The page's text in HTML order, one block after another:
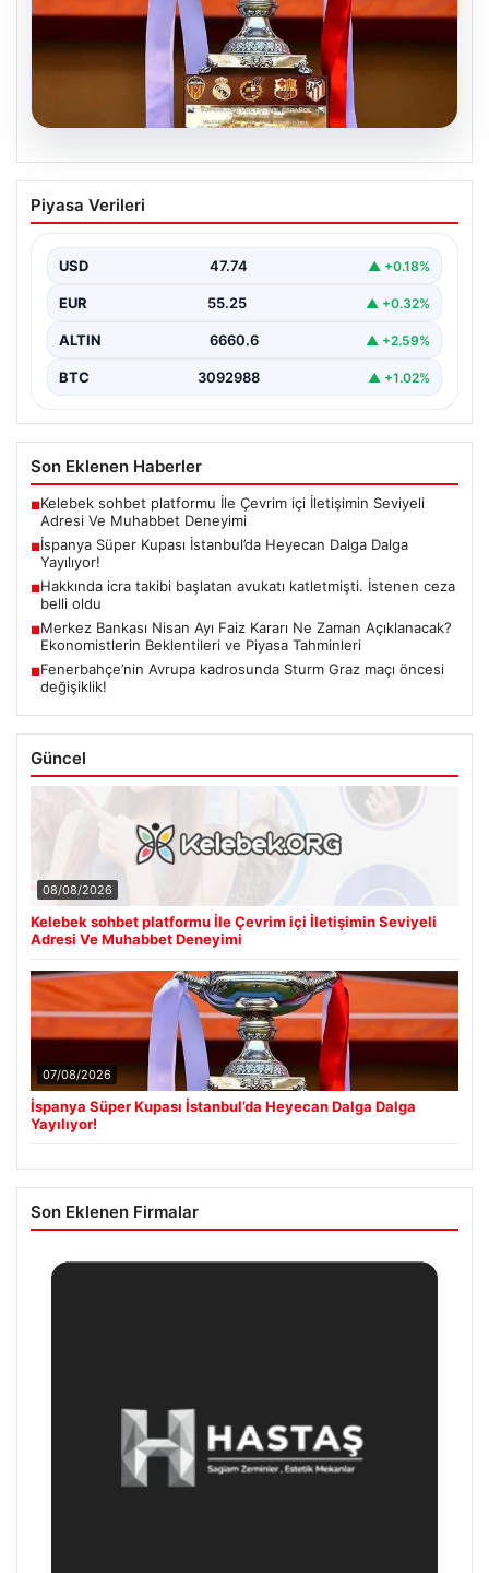
07.08.2026
İspanya Süper Kupası İstanbul’da
Heyecan Dalga Dalga Yayılıyor!
büyük bir organizasyona ev sahipliği yapmaya
hazırlanıyor. İspanya…
Piyasa Verileri
USD 47.74 ▲ +0.18%
EUR 55.25 ▲ +0.32%
ALTIN 6660.6 ▲ +2.59%
BTC 3092988 ▲ +1.02%
Son Eklenen Haberler
■Kelebek sohbet platformu İle Çevrim içi İletişimin Seviyeli
Adresi Ve Muhabbet Deneyimi
■İspanya Süper Kupası İstanbul’da Heyecan Dalga Dalga
Yayılıyor!
■Hakkında icra takibi başlatan avukatı katletmişti. İstenen ceza
belli oldu
■Merkez Bankası Nisan Ayı Faiz Kararı Ne Zaman Açıklanacak?
Ekonomistlerin Beklentileri ve Piyasa Tahminleri
■Fenerbahçe’nin Avrupa kadrosunda Sturm Graz maçı öncesi
değişiklik!
Güncel
08/08/2026
Kelebek sohbet platformu İle Çevrim içi İletişimin Seviyeli
Adresi Ve Muhabbet Deneyimi
07/08/2026
İspanya Süper Kupası İstanbul’da Heyecan Dalga Dalga
Yayılıyor!
Son Eklenen Firmalar